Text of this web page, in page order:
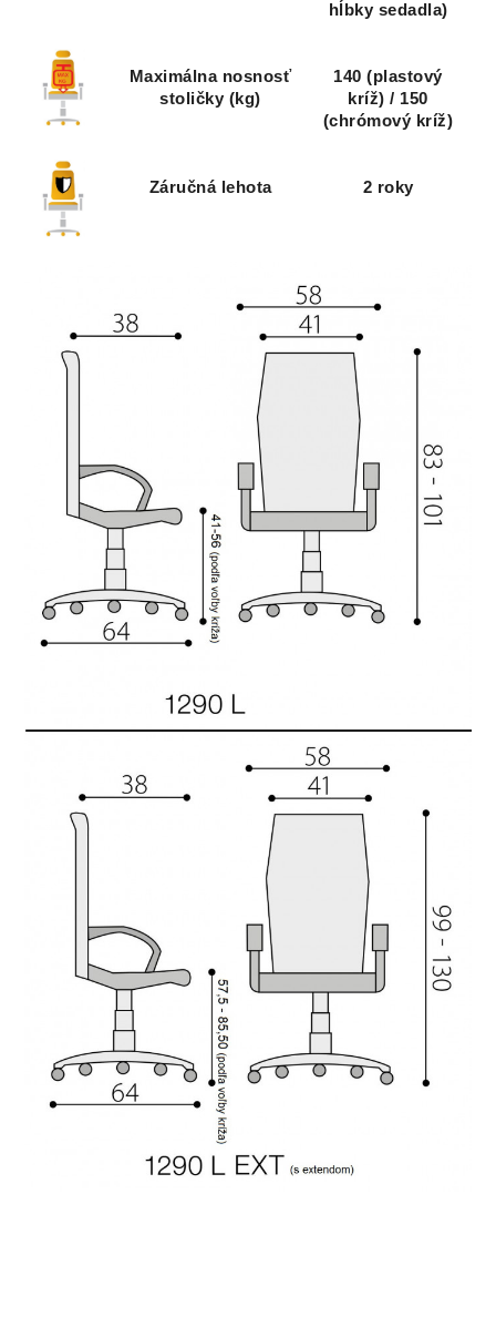
hĺbky sedadla)
Maximálna nosnosť
stoličky (kg)
140 (plastový
kríž) / 150
(chrómový kríž)
Záručná lehota 2 roky